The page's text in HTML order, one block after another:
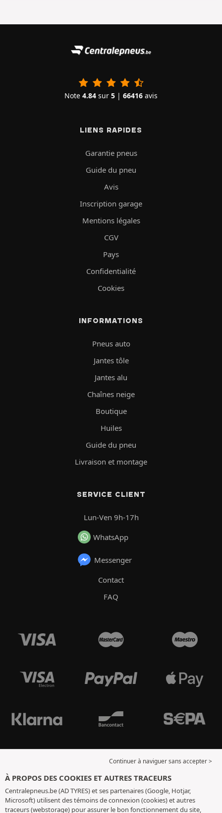
Note 4.84 sur 5 | 66416 avis
LIENS RAPIDES
Garantie pneus
Guide du pneu
Avis
Inscription garage
Mentions légales
CGV
Pays
Confidentialité
Cookies
INFORMATIONS
Pneus auto
Jantes tôle
Jantes alu
Chaînes neige
Boutique
Huiles
Guide du pneu
Livraison et montage
SERVICE CLIENT
Lun-Ven 9h-17h
WhatsApp
Messenger
Contact
FAQ
Continuer à naviguer sans accepter >
À PROPOS DES COOKIES ET AUTRES TRACEURS
Centralepneus.be (AD TYRES) et ses partenaires (Google, Hotjar,
Microsoft) utilisent des témoins de connexion (cookies) et autres
traceurs (webstorage) pour assurer le bon fonctionnement du site,